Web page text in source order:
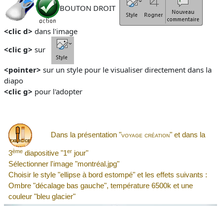
BOUTON DROIT
<clic d> dans l'image
<clic g> sur
<pointer> sur un style pour le visualiser directement dans la
diapo
<clic g> pour l'adopter
Dans la présentation "voyage création" et dans la
3ème diapositive "1er jour"
Sélectionner l'image "montréal.jpg"
Choisir le style "ellipse à bord estompé" et les effets suivants :
Ombre "décalage bas gauche", température 6500k et une
couleur "bleu glacier"